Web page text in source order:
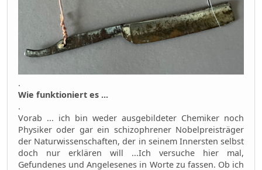
.
Wie funktioniert es ...
.
Vorab ... ich bin weder ausgebildeter Chemiker noch
Physiker oder gar ein schizophrener Nobelpreisträger
der Naturwissenschaften, der in seinem Innersten selbst
doch nur erklären will ...Ich versuche hier mal,
Gefundenes und Angelesenes in Worte zu fassen. Ob ich